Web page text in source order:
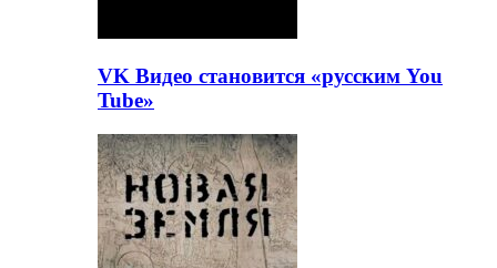
VK Видео становится «русским You
Tube»